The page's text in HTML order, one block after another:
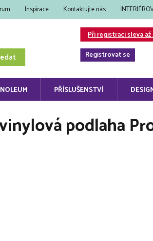
Inspirace Kontaktujte nás
Při registraci sleva
Registrovat se
PŘÍSLUŠENSTVÍ
podlaha